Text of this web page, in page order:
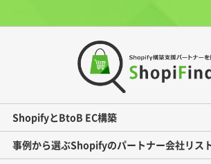
ShopifyとBtoB EC構築
事例から選ぶShopifyのパートナー会社リス